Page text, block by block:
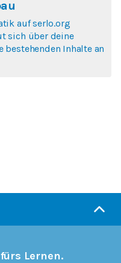
auf serlo.org
sich über deine
Inhalte an
Lernen.